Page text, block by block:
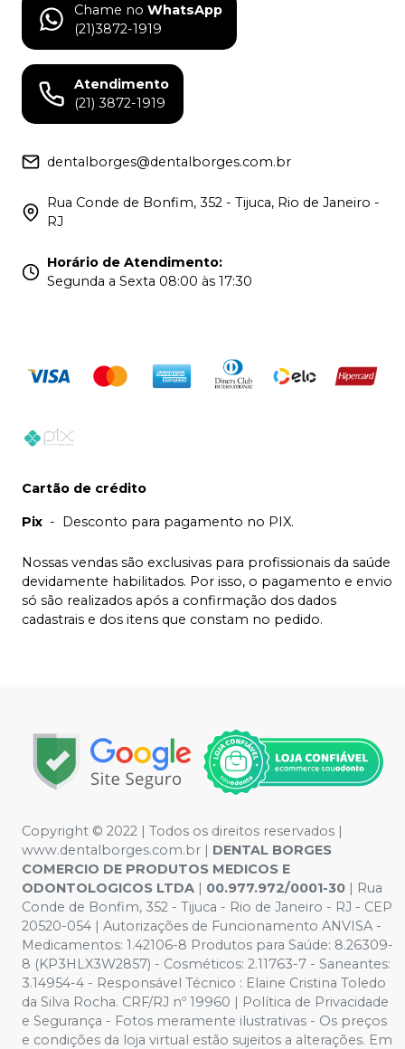
Chame no WhatsApp
(21)3872-1919
Atendimento
(21) 3872-1919
dentalborges@dentalborges.com.br
Rua Conde de Bonfim, 352 - Tijuca, Rio de Janeiro -
RJ
Horário de Atendimento:
Segunda a Sexta 08:00 às 17:30
Cartão de crédito
Pix - Desconto para pagamento no PIX.
Nossas vendas são exclusivas para profissionais da saúde
devidamente habilitados. Por isso, o pagamento e envio
só são realizados após a confirmação dos dados
cadastrais e dos itens que constam no pedido.
Copyright © 2022 | Todos os direitos reservados |
www.dentalborges.com.br | DENTAL BORGES
COMERCIO DE PRODUTOS MEDICOS E
ODONTOLOGICOS LTDA | 00.977.972/0001-30 | Rua
Conde de Bonfim, 352 - Tijuca - Rio de Janeiro - RJ - CEP
20520-054 | Autorizações de Funcionamento ANVISA -
Medicamentos: 1.42106-8 Produtos para Saúde: 8.26309-
8 (KP3HLX3W2857) - Cosméticos: 2.11763-7 - Saneantes:
3.14954-4 - Responsável Técnico : Elaine Cristina Toledo
da Silva Rocha. CRF/RJ nº 19960 | Política de Privacidade
e Segurança - Fotos meramente ilustrativas - Os preços
e condições da loja virtual estão sujeitos a alterações. Em